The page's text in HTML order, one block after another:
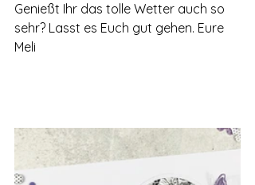
Genießt Ihr das tolle Wetter auch so
sehr? Lasst es Euch gut gehen. Eure
Meli